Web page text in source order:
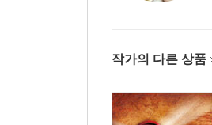
작가의 다른 상품